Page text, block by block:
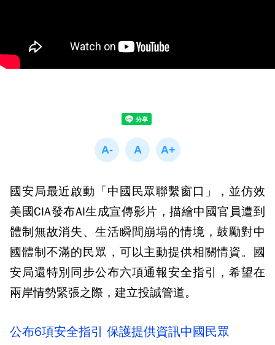
國安局最近啟動「中國民眾聯繫窗口」，並仿效
美國CIA發布AI生成宣傳影片，描繪中國官員遭到
體制無故消失、生活瞬間崩塌的情境，鼓勵對中
國體制不滿的民眾，可以主動提供相關情資。國
安局還特別同步公布六項通報安全指引，希望在
兩岸情勢緊張之際，建立投誠管道。
公布6項安全指引 保護提供資訊中國民眾